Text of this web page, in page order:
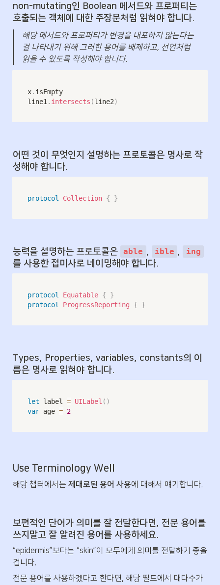
non-mutating인 Boolean 메서드와 프로퍼티는
호출되는 객체에 대한 주장문처럼 읽혀야 합니다.
해당 메서드와 프로퍼티가 변경을 내포하지 않는다는
걸 나타내기 위해 그러한 용어를 배제하고, 선언처럼
읽을 수 있도록 작성해야 합니다.
x. isEmpty
line1 . intersects (line2)
어떤 것이 무엇인지 설명하는 프로토콜은 명사로 작
성해야 합니다.
protocol Collection { }
능력을 설명하는 프로토콜은 able , ible , ing
를 사용한 접미사로 네이밍해야 합니다.
protocol Equatable {
}
protocol
ProgressReporting { }
Types, Properties, variables, constants의 이
름은 명사로 읽혀야 합니다.
let label = UILabel ( )
var age = 2
Use Terminology Well
해당 챕터에서는 제대로된 용어 사용에 대해서 얘기합니다.
보편적인 단어가 의미를 잘 전달한다면, 전문 용어를
쓰지말고 잘 알려진 용어를 사용하세요.
“epidermis”보다는 “skin”이 모두에게 의미를 전달하기 좋을
겁니다.
전문 용어를 사용하겠다고 한다면, 해당 필드에서 대다수가